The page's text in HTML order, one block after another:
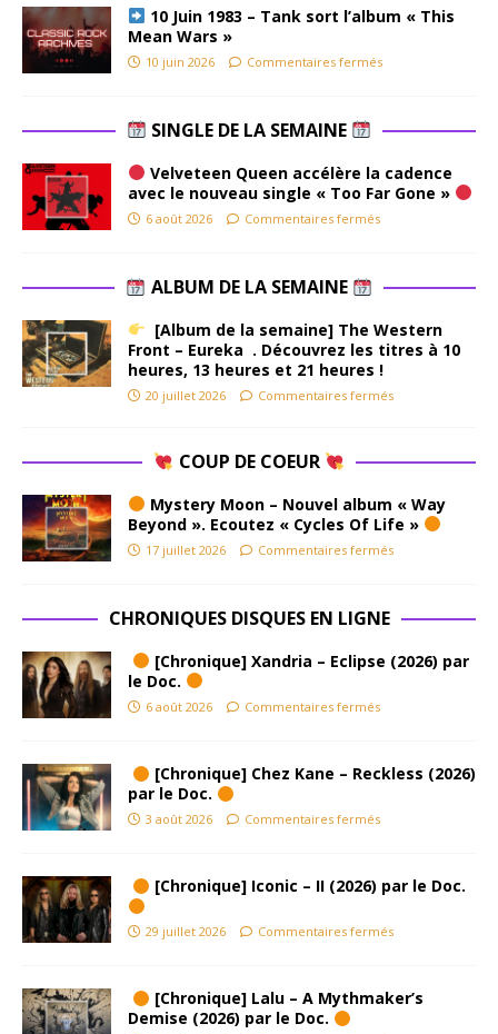
10 Juin 1983 – Tank sort l’album « This
Mean Wars »
10 juin 2026 Commentaires fermés
SINGLE DE LA SEMAINE
Velveteen Queen accélère la cadence
avec le nouveau single « Too Far Gone »
6 août 2026 Commentaires fermés
ALBUM DE LA SEMAINE
[Album de la semaine] The Western
Front – Eureka . Découvrez les titres à 10
heures, 13 heures et 21 heures !
20 juillet 2026 Commentaires fermés
COUP DE COEUR
Mystery Moon – Nouvel album « Way
Beyond ». Ecoutez « Cycles Of Life »
17 juillet 2026 Commentaires fermés
CHRONIQUES DISQUES EN LIGNE
[Chronique] Xandria – Eclipse (2026) par
le Doc.
6 août 2026 Commentaires fermés
[Chronique] Chez Kane – Reckless (2026)
par le Doc.
3 août 2026 Commentaires fermés
[Chronique] Iconic – II (2026) par le Doc.
29 juillet 2026 Commentaires fermés
[Chronique] Lalu – A Mythmaker’s
Demise (2026) par le Doc.